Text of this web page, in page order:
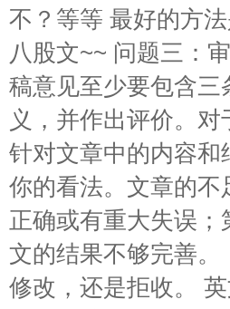
不？等等 最好的方
八股文~~ 问题三：
稿意见至少要包含
义，并作出评价。
针对文章中的内容
你的看法。文章的
正确或有重大失误
文的结果不够完善
修改，还是拒收。